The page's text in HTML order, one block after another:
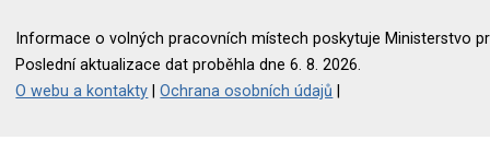
Informace o volných pracovních místech poskytuje Ministerstvo
Poslední aktualizace dat proběhla dne 6. 8. 2026.
O webu a kontakty |Ochrana osobních údajů